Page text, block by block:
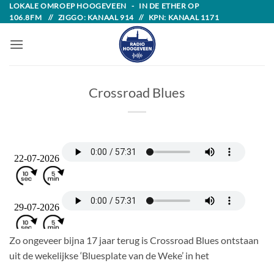
Skip
to
content
LOKALE OMROEP HOOGEVEEN - IN DE ETHER OP
106.8FM // ZIGGO: KANAAL 914 // KPN: KANAAL 1171
Crossroad Blues
Zo ongeveer bijna 17 jaar terug is Crossroad Blues ontstaan
uit de wekelijkse ‘Bluesplate van de Weke’ in het